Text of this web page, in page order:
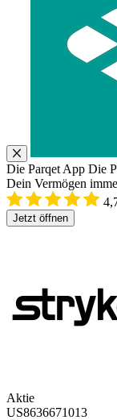
Die Parqet App Die
Dein Vermögen
Jetzt öffnen
Aktie
US8636671013